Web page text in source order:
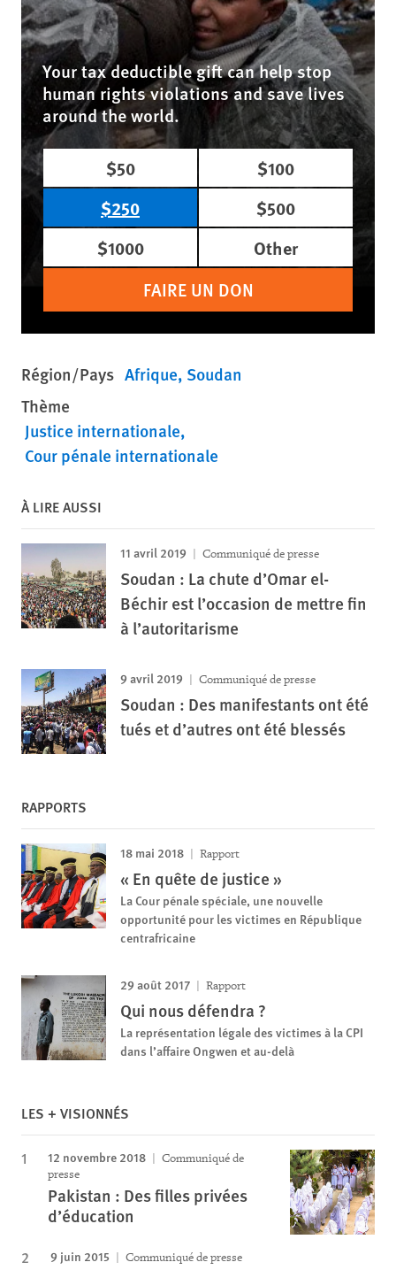
Your tax deductible gift can help stop
human rights violations and save lives
around the world.
$50
$100
$250
$500
$1000
Other
FAIRE UN DON
Région/Pays Afrique Soudan
Thème
Justice internationale
Cour pénale internationale
À LIRE AUSSI
11 avril 2019 Communiqué de presse
Soudan : La chute d’Omar el-
Béchir est l’occasion de mettre fin
à l’autoritarisme
9 avril 2019 Communiqué de presse
Soudan : Des manifestants ont été
tués et d’autres ont été blessés
RAPPORTS
18 mai 2018 Rapport
« En quête de justice »
La Cour pénale spéciale, une nouvelle
opportunité pour les victimes en République
centrafricaine
29 août 2017 Rapport
Qui nous défendra ?
La représentation légale des victimes à la CPI
dans l’affaire Ongwen et au-delà
LES + VISIONNÉS
12 novembre 2018
Communiqué de
presse
Pakistan : Des filles privées
d’éducation
9 juin 2015 Communiqué de presse